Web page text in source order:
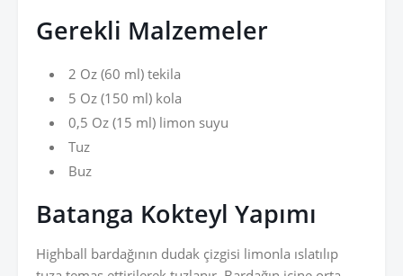
Gerekli Malzemeler
2 Oz (60 ml) tekila
5 Oz (150 ml) kola
0,5 Oz (15 ml) limon suyu
Tuz
Buz
Batanga Kokteyl Yapımı
Highball bardağının dudak çizgisi limonla ıslatılıp